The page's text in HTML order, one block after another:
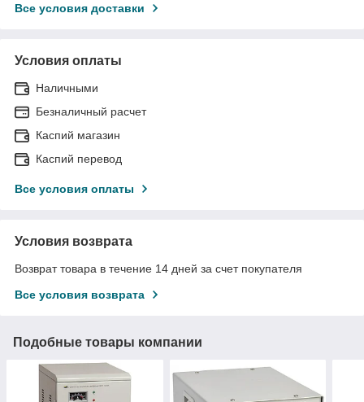
Все условия доставки
Условия оплаты
Наличными
Безналичный расчет
Каспий магазин
Каспий перевод
Все условия оплаты
Условия возврата
Возврат товара в течение 14 дней за счет покупателя
Все условия возврата
Подобные товары компании